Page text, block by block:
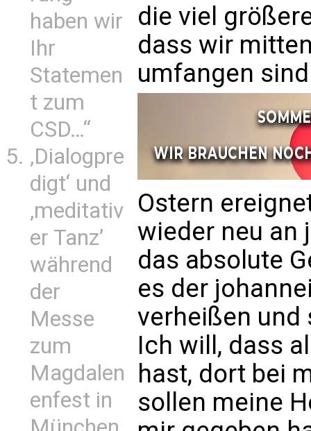
haben wir
Ihr
Statemen
t zum
CSD…“
‚Dialogpre
digt‘ und
‚meditativ
er Tanz’
während
der
Messe
zum
Magdalen
enfest in
die viel
dass wir
umfangen
Ostern
wieder neu an
das absolute
es der
verheißen und
Ich will, dass
hast, dort bei
sollen meine